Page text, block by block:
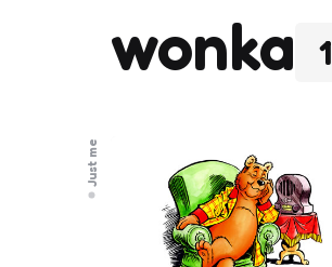
1
wonka
Just me